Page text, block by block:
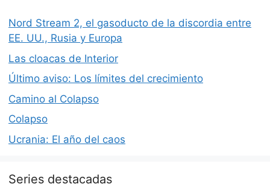
Nord Stream 2, el gasoducto de la discordia entre
EE. UU., Rusia y Europa
Las cloacas de Interior
Último aviso: Los límites del crecimiento
Camino al Colapso
Colapso
Ucrania: El año del caos
Series destacadas